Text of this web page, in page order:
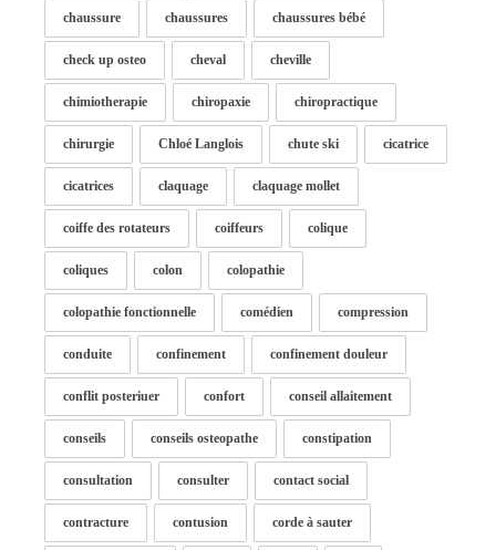
chaussure chaussures chaussures bébé
check up osteo cheval cheville
chimiotherapie chiropaxie chiropractique
chirurgie Chloé Langlois chute ski cicatrice
cicatrices claquage claquage mollet
coiffe des rotateurs coiffeurs colique
coliques colon colopathie
colopathie fonctionnelle comédien compression
conduite confinement confinement douleur
conflit posteriuer confort conseil allaitement
conseils conseils osteopathe constipation
consultation consulter contact social
contracture contusion corde à sauter